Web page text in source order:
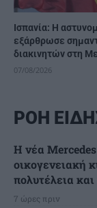
Ισπανία: Η
εξάρθρωσε
διακινητών στη
07/08/2026
ΡΟΗ
Η νέα Mercedes
οικογενειακή
πολυτέλεια
7 ώρες πριν